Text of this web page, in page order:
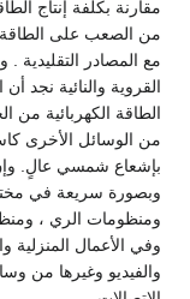
مقارنة بكلفة إنتاج
من الصعب على الطاقة
مع المصادر التقليدية
القروية والنائية نجد
الطاقة الكهربائية من
من الوسائل الأخرى
بإشعاع شمسي عالٍ. وإن
وبصورة سريعة في
ومنظومات الري ،
وفي الأعمال المنزلية
والفيديو وغيرها من